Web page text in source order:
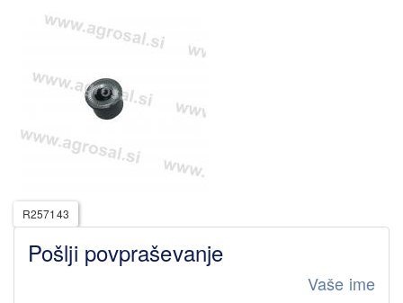
R257143
Pošlji povpraševanje
Vaše ime